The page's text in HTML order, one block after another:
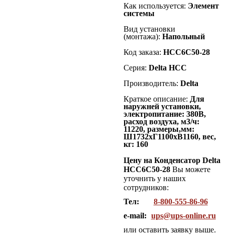
Как используется: Элемент
системы
Вид установки
(монтажа): Напольный
Код заказа: HCC6C50-28
Серия: Delta HCC
Производитель: Delta
Краткое описание: Для
наружней установки,
электропитание: 380В,
расход воздуха, м3/ч:
11220, размеры,мм:
Ш1732хГ1100хВ1160, вес,
кг: 160
Цену на Конденсатор Delta
HCC6C50-28 Вы можете
уточнить у наших
сотрудников:
Тел:
8-800-555-86-96
e-mail: ups@ups-online.ru
или оставить заявку выше.